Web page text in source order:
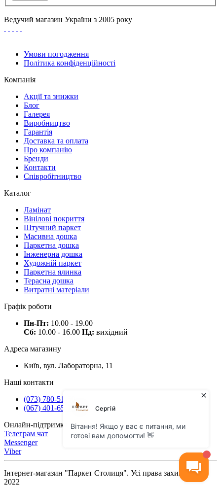
Ведучий магазин України з 2005 року
Умови погодження
Політика конфіденційності
Компанія
Акції та знижки
Блог
Галерея
Виробництво
Гарантія
Доставка та оплата
Про компанію
Бренди
Контакти
Співробітництво
Каталог
Ламінат
Вінілові покриття
Штучний паркет
Масивна дошка
Паркетна дошка
Інженерна дошка
Художній паркет
Паркетна ялинка
Терасна дошка
Витратні матеріали
Графік роботи
Пн-Пт: 10.00 - 19.00
Сб: 10.00 - 16.00 Нд: вихідний
Адреса магазину
Київ, вул. Лабораторна, 11
Наші контакти
(073) 780-51-50
(067) 401-65-71
Онлайн-підтримка
Телеграм чат
Messenger
Viber
Інтернет-магазин "Паркет Столиця". Усі права захищено ©
2022